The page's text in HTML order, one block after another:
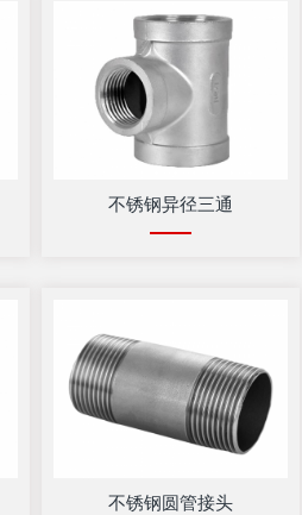
不锈钢异径三通
不锈钢圆管接头